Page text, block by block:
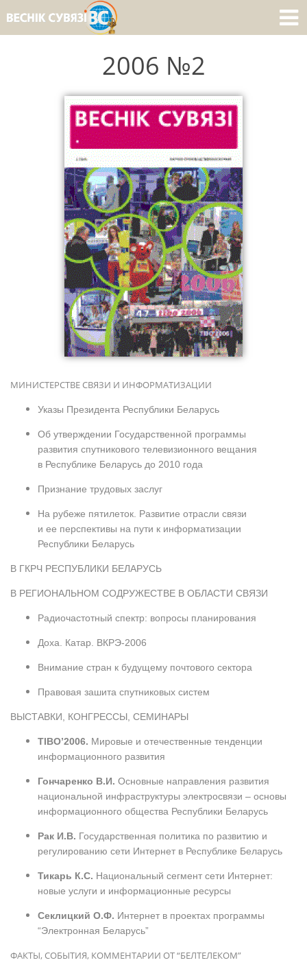
2006 №2
МИНИСТЕРСТВЕ СВЯЗИ И ИНФОРМАТИЗАЦИИ
Указы Президента Республики Беларусь
Об утверждении Государственной программы
развития спутникового телевизионного вещания
в Республике Беларусь до 2010 года
Признание трудовых заслуг
На рубеже пятилеток. Развитие отрасли связи
и ее перспективы на пути к информатизации
Республики Беларусь
В ГКРЧ РЕСПУБЛИКИ БЕЛАРУСЬ
В РЕГИОНАЛЬНОМ СОДРУЖЕСТВЕ В ОБЛАСТИ СВЯЗИ
Радиочастотный спектр: вопросы планирования
Доха. Катар. ВКРЭ-2006
Внимание стран к будущему почтового сектора
Правовая зашита спутниковых систем
ВЫСТАВКИ, КОНГРЕССЫ, СЕМИНАРЫ
TIBO’2006. Мировые и отечественные тенденции
информационного развития
Гончаренко В.И. Основные направления развития
национальной инфраструктуры электросвязи – основы
информационного общества Республики Беларусь
Рак И.В. Государственная политика по развитию и
регулированию сети Интернет в Республике Беларусь
Тикарь К.С. Национальный сегмент сети Интернет:
новые услуги и информационные ресурсы
Секлицкий О.Ф. Интернет в проектах программы
“Электронная Беларусь”
ФАКТЫ, СОБЫТИЯ, КОММЕНТАРИИ ОТ “БЕЛТЕЛЕКОМ”